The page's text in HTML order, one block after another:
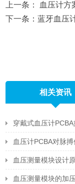
血压计方
蓝牙血压
相关资讯
血压计PCBA对脉
血压测量模块设计
血压测量模块的加